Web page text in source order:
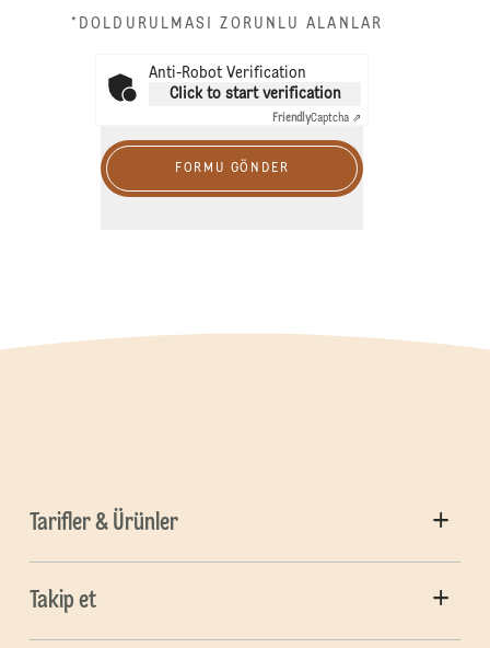
*DOLDURULMASI ZORUNLU ALANLAR
Anti-Robot Verification
Click to start verification
FriendlyCaptcha ⇗
FORMU GÖNDER
Tarifler & Ürünler
Takip et